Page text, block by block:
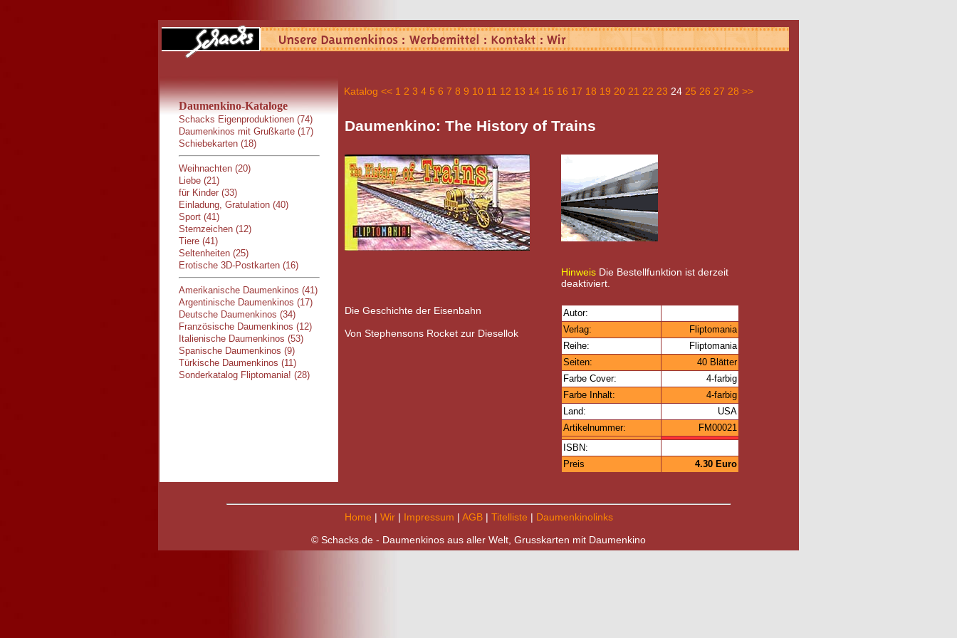
Daumenkino-Kataloge
Schacks Eigenproduktionen (74)
Daumenkinos mit Grußkarte (17)
Schiebekarten (18)
Weihnachten (20)
Liebe (21)
für Kinder (33)
Einladung, Gratulation (40)
Sport (41)
Sternzeichen (12)
Tiere (41)
Seltenheiten (25)
Erotische 3D-Postkarten (16)
Amerikanische Daumenkinos (41)
Argentinische Daumenkinos (17)
Deutsche Daumenkinos (34)
Französische Daumenkinos (12)
Italienische Daumenkinos (53)
Spanische Daumenkinos (9)
Türkische Daumenkinos (11)
Sonderkatalog Fliptomania! (28)
Katalog << 1 2 3 4 5 6 7 8 9 10 11 12 13 14 15 16 17 18 19 20 21 22 23 24 25 26 27 28 >>
Daumenkino: The History of Trains
Hinweis Die Bestellfunktion ist derzeit
deaktiviert.
Die Geschichte der Eisenbahn
Von Stephensons Rocket zur Diesellok
Autor:
Verlag:
Fliptomania
Reihe:
Fliptomania
Seiten:
40 Blätter
Farbe Cover:
4-farbig
Farbe Inhalt:
4-farbig
Land:
USA
Artikelnummer:
FM00021
ISBN:
Preis
4.30 Euro
Home | Wir| Impressum | AGB| Titelliste | Daumenkinolinks
© Schacks.de - Daumenkinos aus aller Welt, Grusskarten mit Daumenkino